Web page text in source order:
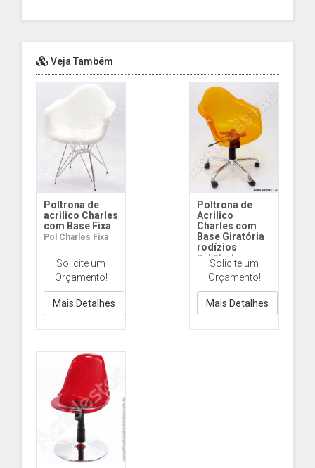
Veja Também
Poltrona de
acrilico Charles
com Base Fixa
Pol Charles Fixa
Solicite um
Orçamento!
Mais Detalhes
Poltrona de
Acrilico
Charles com
Base Giratória
rodízios
Pol Charles
Giratória rodízios
Solicite um
Orçamento!
Mais Detalhes